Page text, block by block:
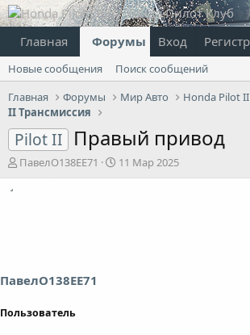
Главная Форумы Что нового?
Вход
Новые сообщения
Поиск сообщений
Главная
Форумы Мир Авто
Honda Pilot II
II Трансмиссия
Pilot II Правый привод
А
в
ы
ПавелО138ЕЕ71
Д
а
11 Мар 2025
ПавелО138ЕЕ71
Пользователь